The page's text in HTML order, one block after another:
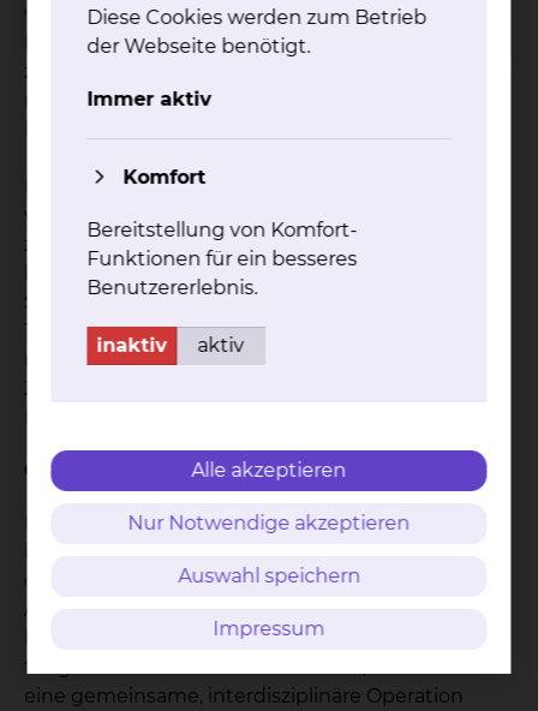
verschiedenen Fachdisziplinen, welche die im
Rahmen unseres Klinikums eng
zusammenarbeiten, zum anderen die Kooperation
mit niedergelassenen Frauenärztinnen und
In der Frauenklinik Braunschweig arbeiten die
verschiedenen Fachgruppen interdisziplinär
zusammen um nach festgelegten Abläufen die
bestmöglichste Versorgung in der schwierigen
Situation zu garantieren. Die Diagnostik, die
Therapie und die Nachbetreuung der Patientin
mit einer Genitalkrebserkrankung erfolgt in enger
Zusammenarbeit mit den niedergelassenen
Operation
Die operativen Eingriffe werden an unserer Klinik
durchgeführt. Über die Kooperation mit den
Abteilungen für Chirurgie und Urologie werden
komplexe Fälle, wie z.B. Patientinnen mit
fortgeschrittenem Ovarialkarzinom, die oftmals
eine gemeinsame, interdisziplinäre Operation
Diese Cookies werden zum Betrieb
der Webseite benötigt.
Immer aktiv
Komfort
Bereitstellung von Komfort-
Funktionen für ein besseres
Benutzererlebnis.
inaktiv aktiv
Alle akzeptieren
Nur Notwendige akzeptieren
Auswahl speichern
Impressum